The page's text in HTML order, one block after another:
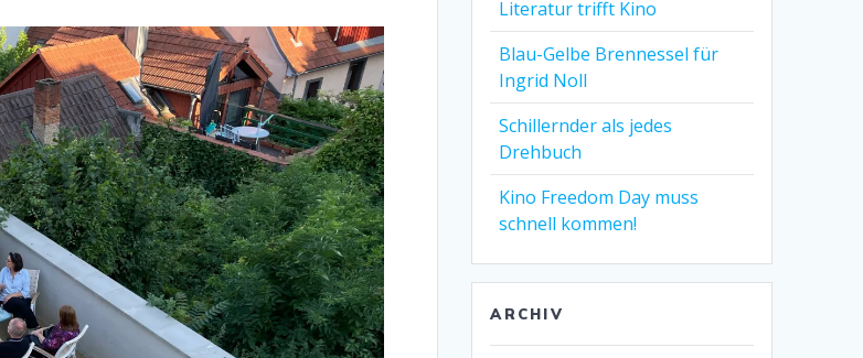
Literatur trifft Kino
Blau-Gelbe Brennessel für
Ingrid Noll
Schillernder als jedes
Drehbuch
Kino Freedom Day muss
schnell kommen!
ARCHIV